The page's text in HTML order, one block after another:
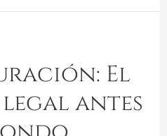
El
legal antes